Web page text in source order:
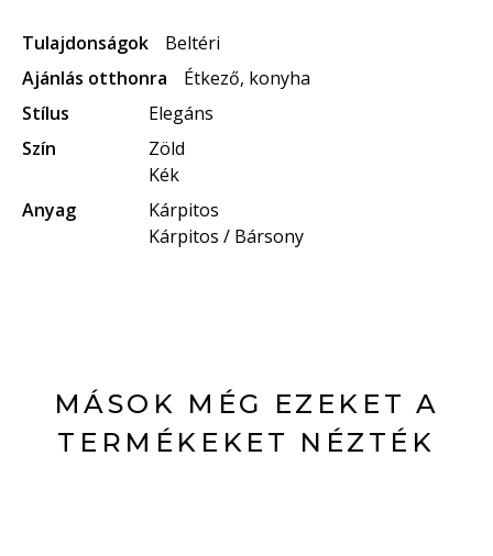
Tulajdonságok
Beltéri
Ajánlás otthonra
Étkező, konyha
Stílus
Elegáns
Szín
Zöld
Kék
Anyag
Kárpitos
Kárpitos / Bársony
MÁSOK MÉG EZEKET A
TERMÉKEKET NÉZTÉK